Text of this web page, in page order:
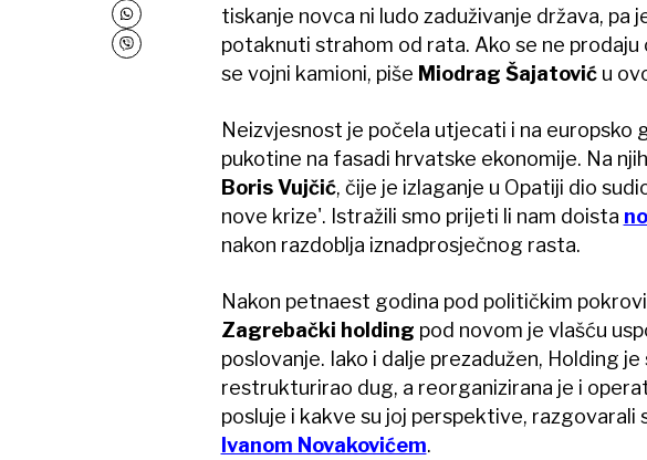
tiskanje novca ni ludo zaduživanje država, pa
potaknuti strahom od rata. Ako se ne
se vojni kamioni, piše Miodrag Šajatoviću
Neizvjesnost je počela utjecati i na europsko
pukotine na fasadi hrvatske ekonomije. Na
Boris Vujčić, čije je izlaganje u Opatiji dio
nove krize'. Istražili smo prijeti li nam doista
nakon razdoblja iznadprosječnog rasta.
Nakon petnaest godina pod političkim
Zagrebački holding pod novom je vlašću
poslovanje. Iako i dalje prezadužen, Holding
restrukturirao dug, a reorganizirana je i
posluje i kakve su joj perspektive, razgovarali
Ivanom Novakovićem.